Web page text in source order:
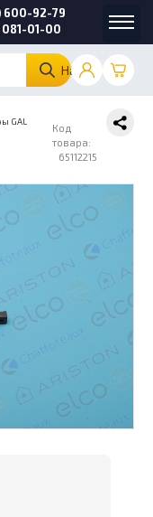
Найти
600-92-79
081-01-00
GAL
Код
товара:
65112215